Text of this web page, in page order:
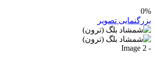
0%
بزرگنمایی تصویر